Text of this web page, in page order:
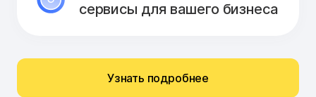
сервисы для вашего бизнеса
Узнать подробнее